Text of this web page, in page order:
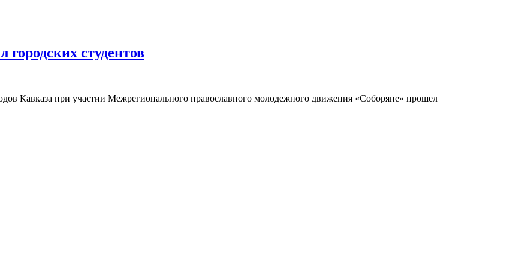
студентов
Кавказа при участии Межрегионального православного молодежного движения «Соборяне» прошел